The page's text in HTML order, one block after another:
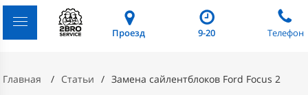
Проезд 9-20 Телефон
Главная Статьи Замена сайлентблоков Ford Focus 2